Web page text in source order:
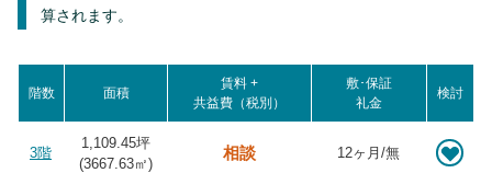
算されます。
階数 面積
賃料 +
共益費（税別）
敷･保証
礼金
検討
3階
1,109.45坪
(3667.63㎡)
相談 12ヶ月/無